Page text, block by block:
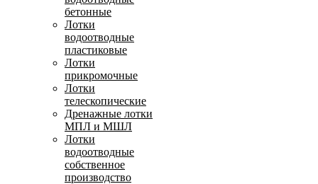
бетонные
Лотки
водоотводные
пластиковые
Лотки
прикромочные
Лотки
телескопические
Дренажные лотки
МПЛ и МШЛ
Лотки
водоотводные
собственное
производство